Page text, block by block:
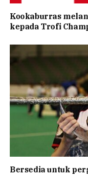
Kookaburras
kepada Trofi
Bersedia untuk